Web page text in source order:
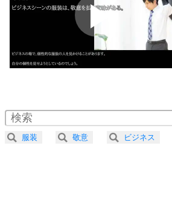
ポジティブになれない
ポジティブ思考になる30の方
ストレス対策
人生、なんとかなるも
気楽に生きる30の方法
4 器の大きい人は、怒り
プラス思考
2.0倍速 （495KB 2分6秒）
2.5倍速 （396KB 1分41秒）
3.0倍速 （330KB 1分24秒）
服装 敬意 ビジネス